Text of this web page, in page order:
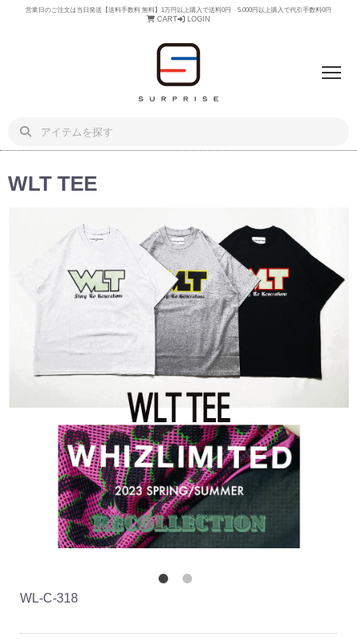
営業日のご注文は当日発送【送料手数料 無料】1万円以上購入で送料0円 5,000円以上購入で代引手数料0円
CART LOGIN
WLT TEE
WL-C-318